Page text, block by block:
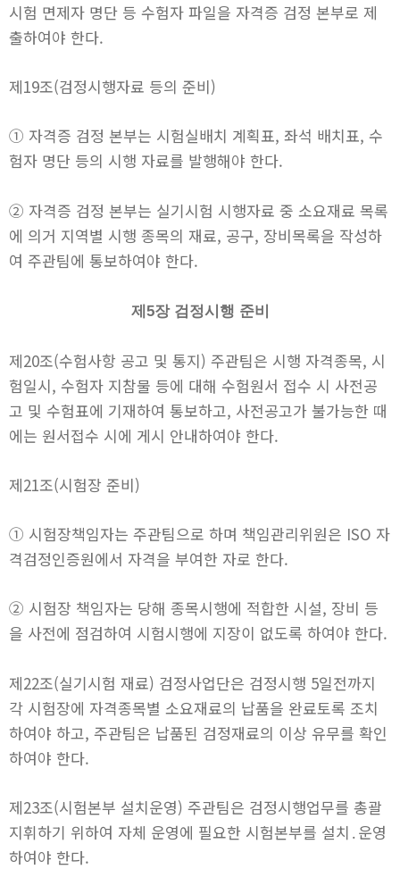
시험 면제자 명단 등 수험자 파일을 자격증 검정 본부로 제
출하여야 한다.
제19조(검정시행자료 등의 준비)
① 자격증 검정 본부는 시험실배치 계획표, 좌석 배치표, 수
험자 명단 등의 시행 자료를 발행해야 한다.
② 자격증 검정 본부는 실기시험 시행자료 중 소요재료 목록
에 의거 지역별 시행 종목의 재료, 공구, 장비목록을 작성하
여 주관팀에 통보하여야 한다.
제5장 검정시행 준비
제20조(수험사항 공고 및 통지) 주관팀은 시행 자격종목, 시
험일시, 수험자 지참물 등에 대해 수험원서 접수 시 사전공
고 및 수험표에 기재하여 통보하고, 사전공고가 불가능한 때
에는 원서접수 시에 게시 안내하여야 한다.
제21조(시험장 준비)
① 시험장책임자는 주관팀으로 하며 책임관리위원은 ISO 자
격검정인증원에서 자격을 부여한 자로 한다.
② 시험장 책임자는 당해 종목시행에 적합한 시설, 장비 등
을 사전에 점검하여 시험시행에 지장이 없도록 하여야 한다.
제22조(실기시험 재료) 검정사업단은 검정시행 5일전까지
각 시험장에 자격종목별 소요재료의 납품을 완료토록 조치
하여야 하고, 주관팀은 납품된 검정재료의 이상 유무를 확인
하여야 한다.
제23조(시험본부 설치운영) 주관팀은 검정시행업무를 총괄
지휘하기 위하여 자체 운영에 필요한 시험본부를 설치․운영
하여야 한다.